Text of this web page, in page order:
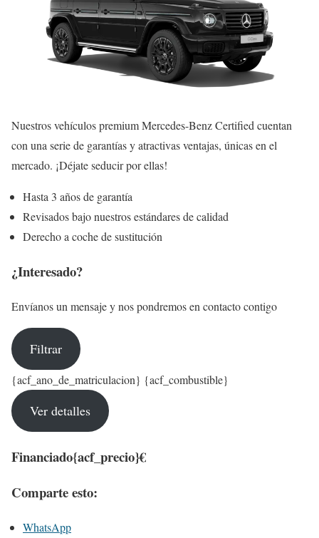
Nuestros vehículos premium Mercedes-Benz Certified cuentan
con una serie de garantías y atractivas ventajas, únicas en el
mercado. ¡Déjate seducir por ellas!
Hasta 3 años de garantía
Revisados bajo nuestros estándares de calidad
Derecho a coche de sustitución
¿Interesado?
Envíanos un mensaje y nos pondremos en contacto contigo
Filtrar
{acf_ano_de_matriculacion} {acf_combustible}
Ver detalles
Financiado{acf_precio}€
Comparte esto:
WhatsApp